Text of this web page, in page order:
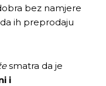
bez namjere
ih preprodaju
smatra da je
i